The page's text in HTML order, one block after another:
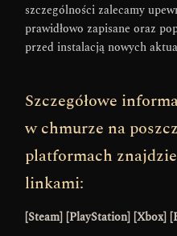
szczególności zalecamy
prawidłowo zapisane oraz
przed instalacją nowych
Szczegółowe
w chmurze na
platformach
linkami:
[Steam] [PlayStation] [Xbox] [